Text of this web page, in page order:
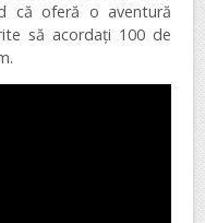
că oferă o aventură
să acordați 100 de